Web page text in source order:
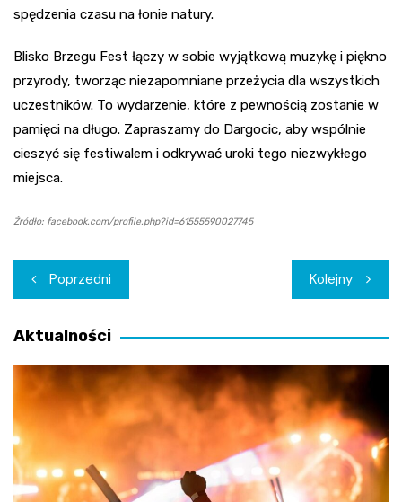
spędzenia czasu na łonie natury.
Blisko Brzegu Fest łączy w sobie wyjątkową muzykę i piękno
przyrody, tworząc niezapomniane przeżycia dla wszystkich
uczestników. To wydarzenie, które z pewnością zostanie w
pamięci na długo. Zapraszamy do Dargocic, aby wspólnie
cieszyć się festiwalem i odkrywać uroki tego niezwykłego
miejsca.
Źródło: facebook.com/profile.php?id=61555590027745
Nawigacja
wpisu
Poprzedni Kolejny
Aktualności